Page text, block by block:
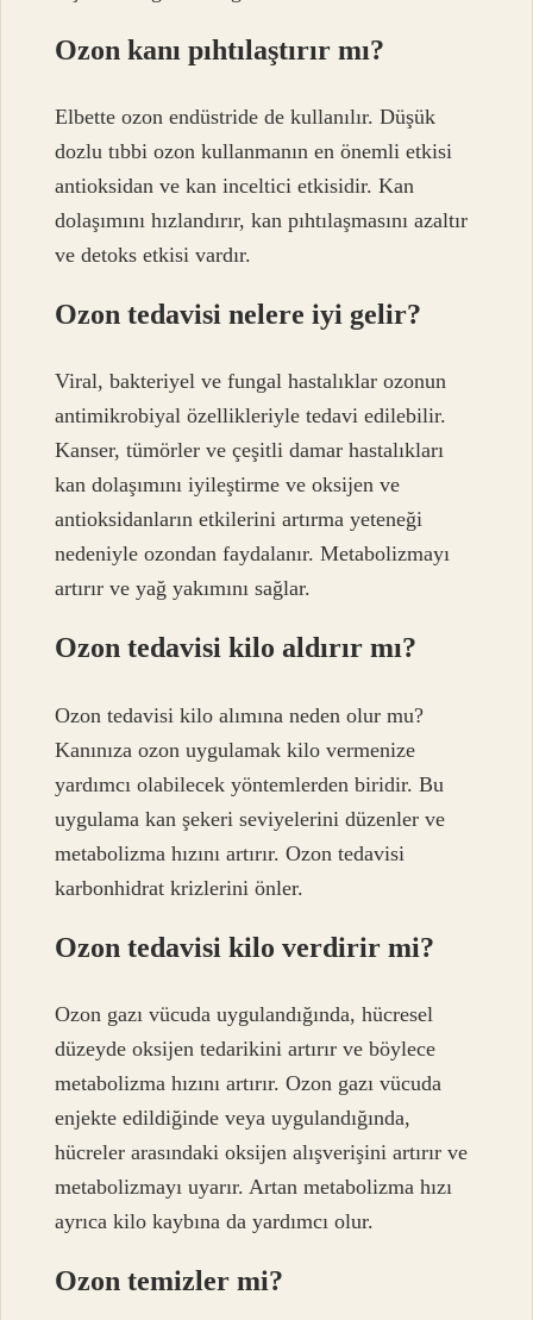
Ozon kanı pıhtılaştırır mı?
Elbette ozon endüstride de kullanılır. Düşük
dozlu tıbbi ozon kullanmanın en önemli etkisi
antioksidan ve kan inceltici etkisidir. Kan
dolaşımını hızlandırır, kan pıhtılaşmasını azaltır
ve detoks etkisi vardır.
Ozon tedavisi nelere iyi gelir?
Viral, bakteriyel ve fungal hastalıklar ozonun
antimikrobiyal özellikleriyle tedavi edilebilir.
Kanser, tümörler ve çeşitli damar hastalıkları
kan dolaşımını iyileştirme ve oksijen ve
antioksidanların etkilerini artırma yeteneği
nedeniyle ozondan faydalanır. Metabolizmayı
artırır ve yağ yakımını sağlar.
Ozon tedavisi kilo aldırır mı?
Ozon tedavisi kilo alımına neden olur mu?
Kanınıza ozon uygulamak kilo vermenize
yardımcı olabilecek yöntemlerden biridir. Bu
uygulama kan şekeri seviyelerini düzenler ve
metabolizma hızını artırır. Ozon tedavisi
karbonhidrat krizlerini önler.
Ozon tedavisi kilo verdirir mi?
Ozon gazı vücuda uygulandığında, hücresel
düzeyde oksijen tedarikini artırır ve böylece
metabolizma hızını artırır. Ozon gazı vücuda
enjekte edildiğinde veya uygulandığında,
hücreler arasındaki oksijen alışverişini artırır ve
metabolizmayı uyarır. Artan metabolizma hızı
ayrıca kilo kaybına da yardımcı olur.
Ozon temizler mi?